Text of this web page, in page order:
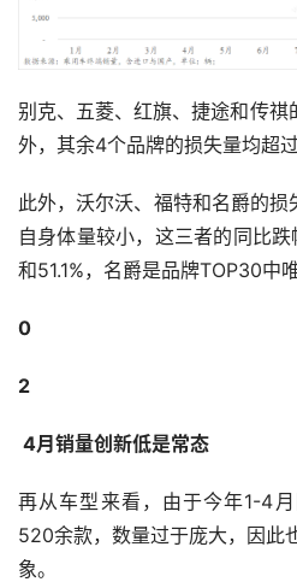
别克、五菱、红旗、捷途和传
外，其余4个品牌的损失量均超过
此外，沃尔沃、福特和名爵的
自身体量较小，这三者的同比
和51.1%，名爵是品牌TOP30中
0
2
4月销量创新低是常态
再从车型来看，由于今年1-4
520余款，数量过于庞大，因此
象。